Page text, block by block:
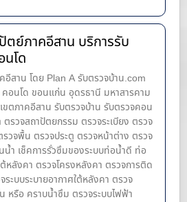
ตย์ภาคอีสาน บริการรับ
นโด
อีสาน โดย Plan A รับตรวจบ้าน.com
คอนโด ขอนแก่น อุดรธานี มหาสารคาม
ตภาคอีสาน รับตรวจบ้าน รับตรวจคอน
รวจสถาปัตยกรรม ตรวจระเบียง ตรวจ
วจพื้น ตรวจประตู ตรวจหน้าต่าง​ ตรวจ
น้ำ เช็คการรั่วซึมของระบบท่อน้ำ​ดี ท่อ
ต้หลังคา ตรวจโครงหลังคา ตรวจการติด
ะบบระบายอากาศใต้หลังคา ตรวจ
หรือ คราบน้ำซึม ตรวจระบบไฟฟ้า